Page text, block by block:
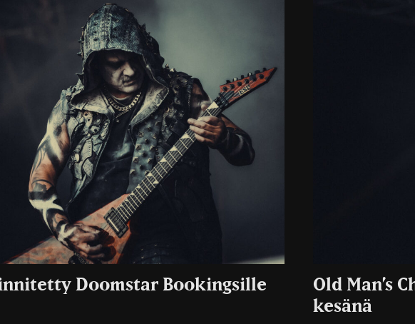
Doomstar Bookingsille
Old Man’s
kesänä